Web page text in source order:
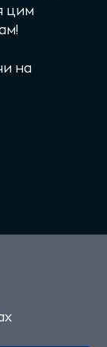
цим
на